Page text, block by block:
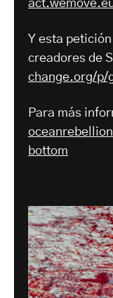
Y esta
creadores de
change.org/
Para más
bottom